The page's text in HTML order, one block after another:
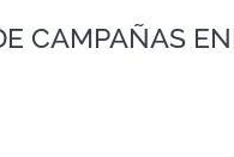
CAMPAÑAS